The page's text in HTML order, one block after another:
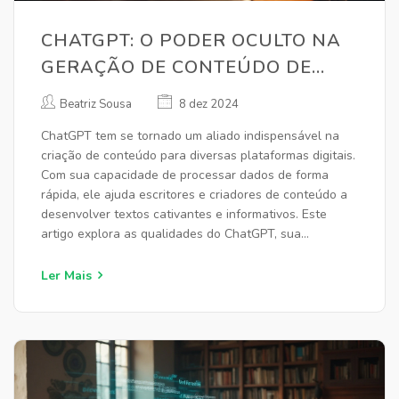
CHATGPT: O PODER OCULTO NA
GERAÇÃO DE CONTEÚDO DE
QUALIDADE
Beatriz Sousa 8 dez 2024
ChatGPT tem se tornado um aliado indispensável na
criação de conteúdo para diversas plataformas digitais.
Com sua capacidade de processar dados de forma
rápida, ele ajuda escritores e criadores de conteúdo a
desenvolver textos cativantes e informativos. Este
artigo explora as qualidades do ChatGPT, sua
produção de conteúdo. Descubra como essa tecnologia
eficiência.
Ler Mais